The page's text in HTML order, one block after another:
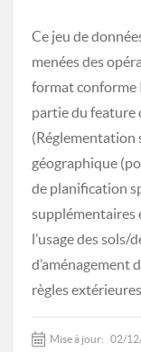
Ce jeu de
menées des
format conforme
partie du feature
géographique
de planification
supplémentaires
l’usage des sols/
d’aménagement
règles
Mise à jour: 02/